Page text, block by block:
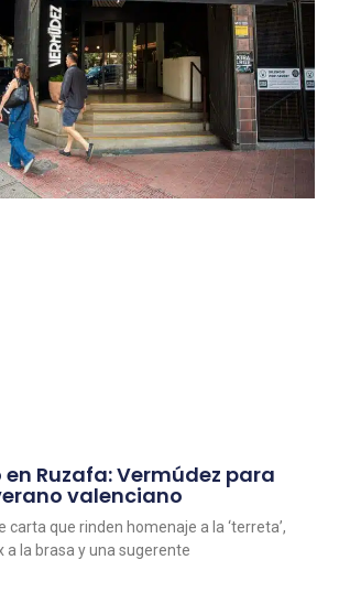
Ruzafa: Vermúdez para
valenciano
carta que rinden homenaje a la ‘terreta’,
a la brasa y una sugerente